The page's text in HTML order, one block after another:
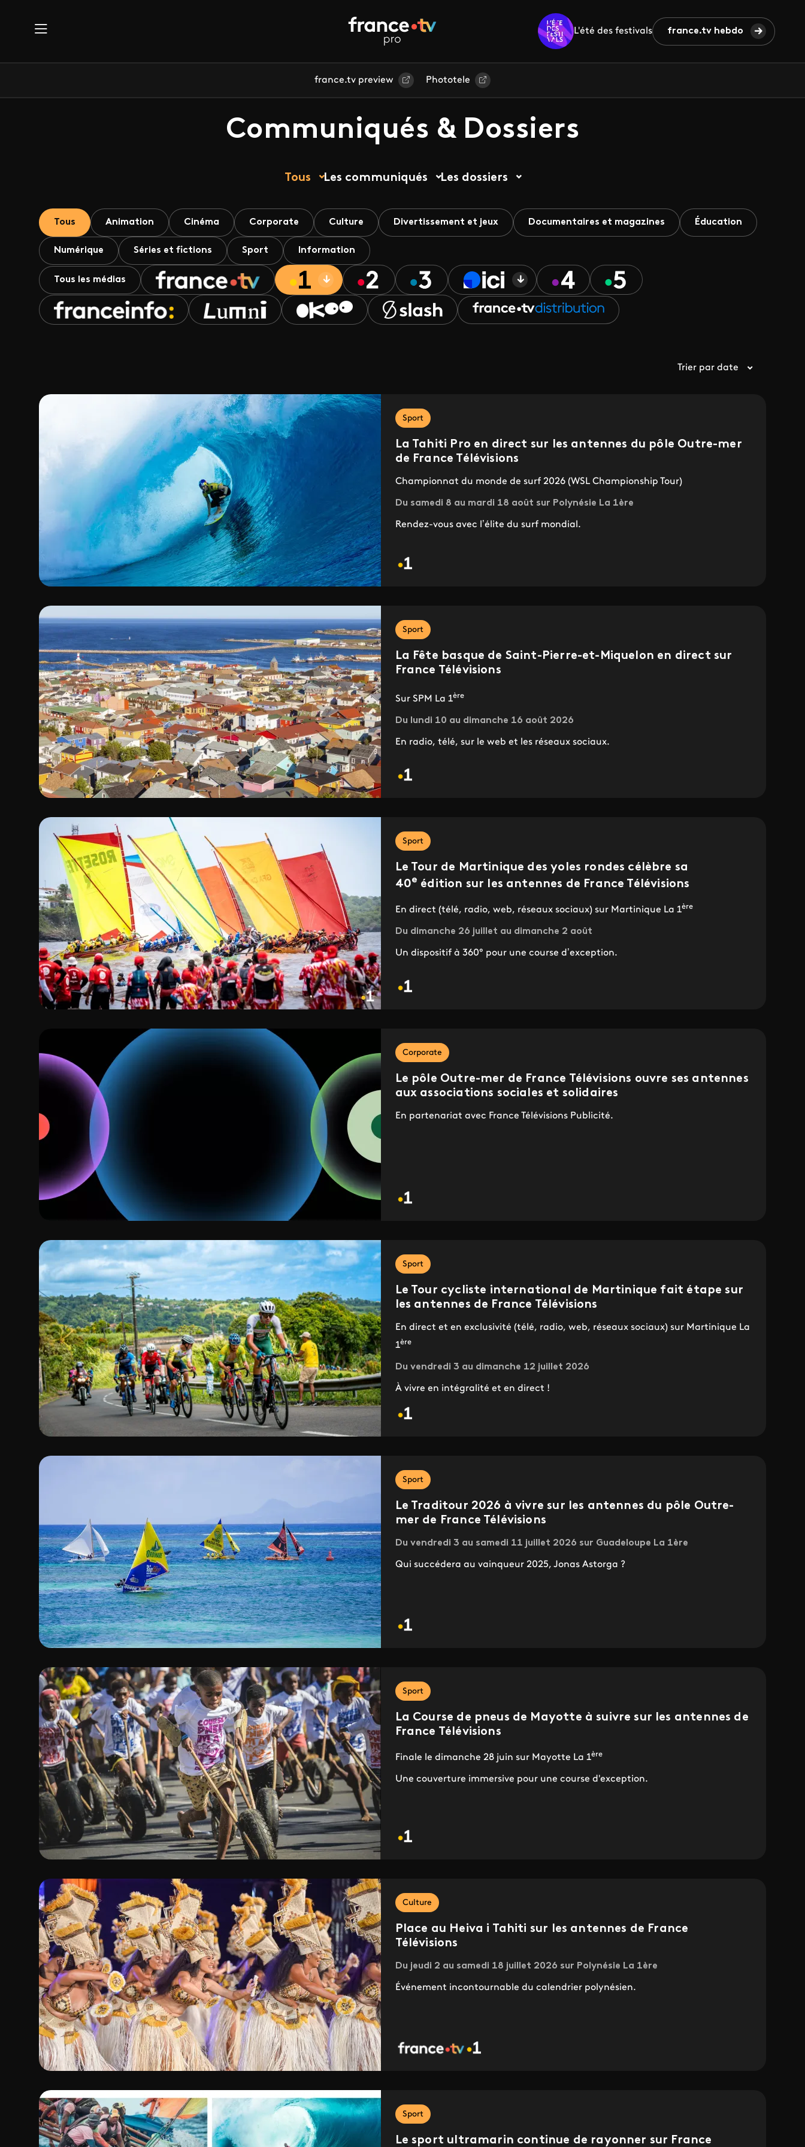
L'été des festivals france.tv hebdo
france.tv preview Phototele
Communiqués & Dossiers
Tous Les communiqués Les dossiers
Tous Animation Cinéma Corporate Culture Divertissement et jeux Documentaires et magazines Éducation
Numérique Séries et fictions Sport Information
Tous les médias
Trier par date
Sport
La Tahiti Pro en direct sur les antennes du pôle Outre-mer
de France Télévisions
Championnat du monde de surf 2026 (WSL Championship Tour)
Du samedi 8 au mardi 18 août sur Polynésie La 1ère
Rendez-vous avec l’élite du surf mondial.
Sport
La Fête basque de Saint-Pierre-et-Miquelon en direct sur
France Télévisions
Sur SPM La 1ère
Du lundi 10 au dimanche 16 août 2026
En radio, télé, sur le web et les réseaux sociaux.
Sport
Le Tour de Martinique des yoles rondes célèbre sa
40e édition sur les antennes de France Télévisions
En direct (télé, radio, web, réseaux sociaux) sur Martinique La 1ère
Du dimanche 26 juillet au dimanche 2 août
Un dispositif à 360° pour une course d’exception.
Corporate
Le pôle Outre-mer de France Télévisions ouvre ses antennes
aux associations sociales et solidaires
En partenariat avec France Télévisions Publicité.
Sport
Le Tour cycliste international de Martinique fait étape sur
les antennes de France Télévisions
En direct et en exclusivité (télé, radio, web, réseaux sociaux) sur Martinique La
1ère
Du vendredi 3 au dimanche 12 juillet 2026
À vivre en intégralité et en direct !
Sport
Le Traditour 2026 à vivre sur les antennes du pôle Outre-
mer de France Télévisions
Du vendredi 3 au samedi 11 juillet 2026 sur Guadeloupe La 1ère
Qui succédera au vainqueur 2025, Jonas Astorga ?
Sport
La Course de pneus de Mayotte à suivre sur les antennes de
France Télévisions
Finale le dimanche 28 juin sur Mayotte La 1ère
Une couverture immersive pour une course d'exception.
Culture
Place au Heiva i Tahiti sur les antennes de France
Télévisions
Du jeudi 2 au samedi 18 juillet 2026 sur Polynésie La 1ère
Événement incontournable du calendrier polynésien.
Sport
Le sport ultramarin continue de rayonner sur France